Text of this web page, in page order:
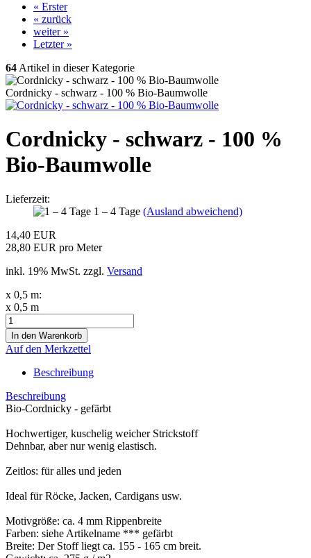
« Erster
« zurück
weiter »
Letzter »
64 Artikel in dieser Kategorie
Cordnicky - schwarz - 100 % Bio-Baumwolle
Cordnicky - schwarz - 100 %
Bio-Baumwolle
Lieferzeit:
1 – 4 Tage (Ausland abweichend)
14,40 EUR
28,80 EUR pro Meter
inkl. 19% MwSt. zzgl. Versand
x 0,5 m:
x 0,5 m
Auf den Merkzettel
Beschreibung
Beschreibung
Bio-Cordnicky - gefärbt
Hochwertiger, kuschelig weicher Strickstoff
Dehnbar, aber nur wenig elastisch.
Zeitlos: für alles und jeden
Ideal für Röcke, Jacken, Cardigans usw.
Motivgröße: ca. 4 mm Rippenbreite
Farben: siehe Artikelname *** gefärbt
Breite: Der Stoff liegt ca. 155 - 165 cm breit.